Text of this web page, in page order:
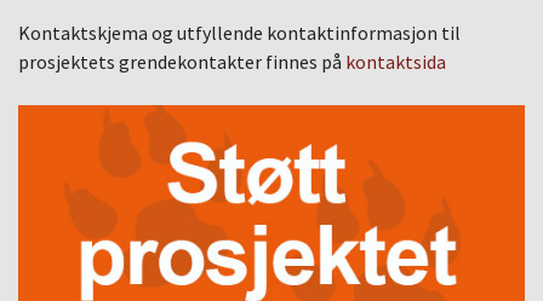
Kontaktskjema og utfyllende kontaktinformasjon til
prosjektets grendekontakter finnes på kontaktsida